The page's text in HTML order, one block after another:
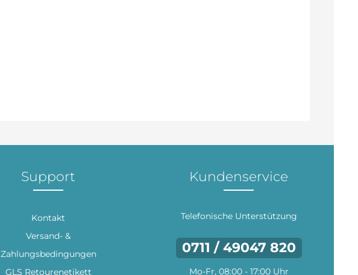
Kundenservice
Telefonische Unterstützung
0711 / 49047 820
Mo-Fr, 08:00 - 17:00 Uhr
Support
Kontakt
Versand- &
Zahlungsbedingungen
GLS Retourenetikett